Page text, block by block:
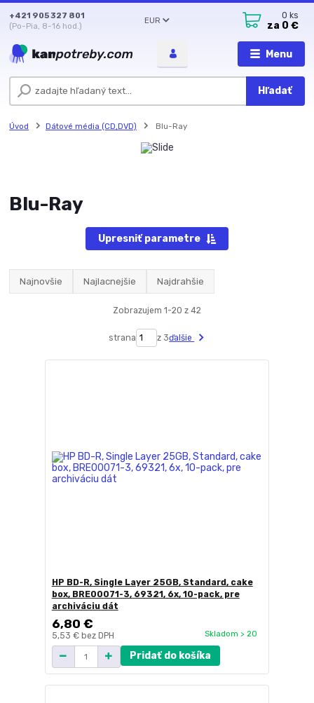
Menu
EUR
Hľadať
+421 905 327 801
(Po-Pia, 8-16 hod.)
0 ks
za 0 €
Úvod Dátové média (CD,DVD) Blu-Ray
Blu-Ray
Upresniť parametre
Najnovšie Najlacnejšie Najdrahšie
Zobrazujem 1-20 z 42
strana z 3ďalšie
HP BD-R, Single Layer 25GB, Standard, cake
box, BRE00071-3, 69321, 6x, 10-pack, pre
archiváciu dát
6,80 €
5,53 € bez DPH Skladom > 20
Pridať do košíka